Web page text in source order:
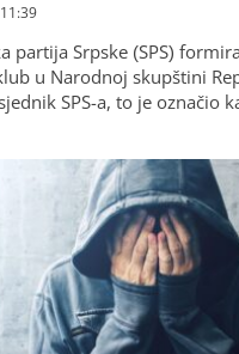
partija Srpske (SPS)
u Narodnoj skupštini
SPS-a, to je označio